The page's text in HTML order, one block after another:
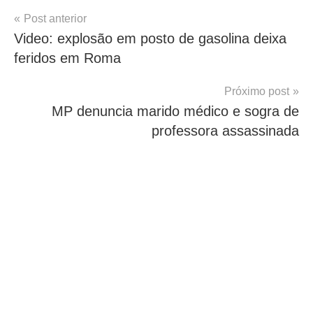
Navegação
de
Post
Post anterior
Video: explosão em posto de gasolina deixa
feridos em Roma
Próximo post
MP denuncia marido médico e sogra de
professora assassinada